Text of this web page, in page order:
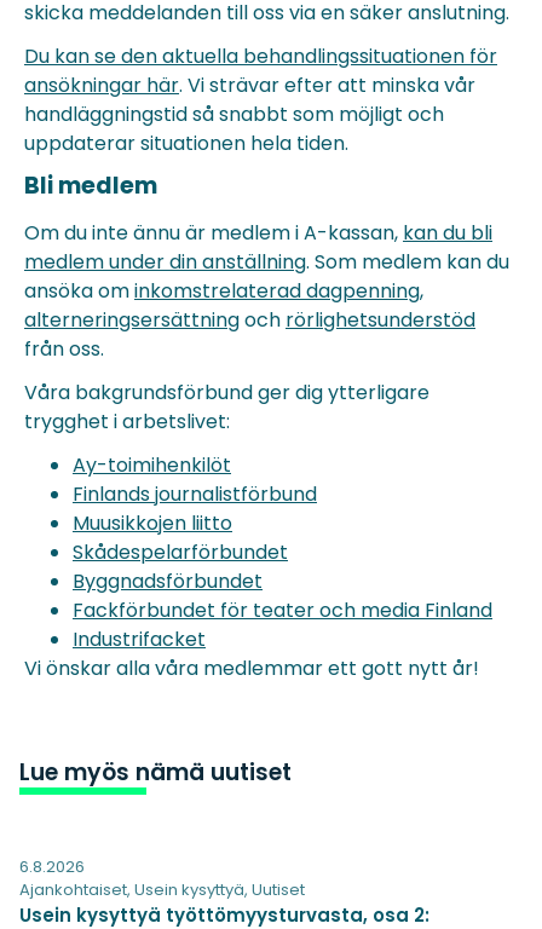
Lue myös nämä uutiset
6.8.2026
Ajankohtaiset, Usein kysyttyä, Uutiset
Usein kysyttyä työttömyysturvasta, osa 2:
skicka meddelanden till oss via en säker anslutning.
Du kan se den aktuella behandlingssituationen för
ansökningar här. Vi strävar efter att minska vår
handläggningstid så snabbt som möjligt och
uppdaterar situationen hela tiden.
Bli medlem
Om du inte ännu är medlem i A-kassan, kan du bli
medlem under din anställning. Som medlem kan du
ansöka ominkomstrelaterad dagpenning,
alterneringsersättningoch rörlighetsunderstöd
från oss.
Våra bakgrundsförbund ger dig ytterligare
trygghet i arbetslivet:
Ay-toimihenkilöt
Finlands journalistförbund
Muusikkojen liitto
Skådespelarförbundet
Byggnadsförbundet
Fackförbundet för teater och media Finland
Industrifacket
Vi önskar alla våra medlemmar ett gott nytt år!